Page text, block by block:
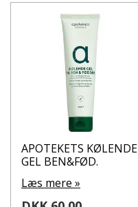
APOTEKETS KØLENDE
GEL BEN&FØD.
Læs mere »